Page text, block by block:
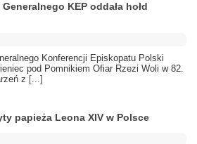
KEP oddała hołd
Konferencji Episkopatu Polski
pod Pomnikiem Ofiar Rzezi Woli w 82.
z [...]
papieża Leona XIV w Polsce